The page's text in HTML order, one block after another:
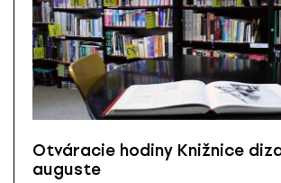
Otváracie hodiny Knižnice
auguste